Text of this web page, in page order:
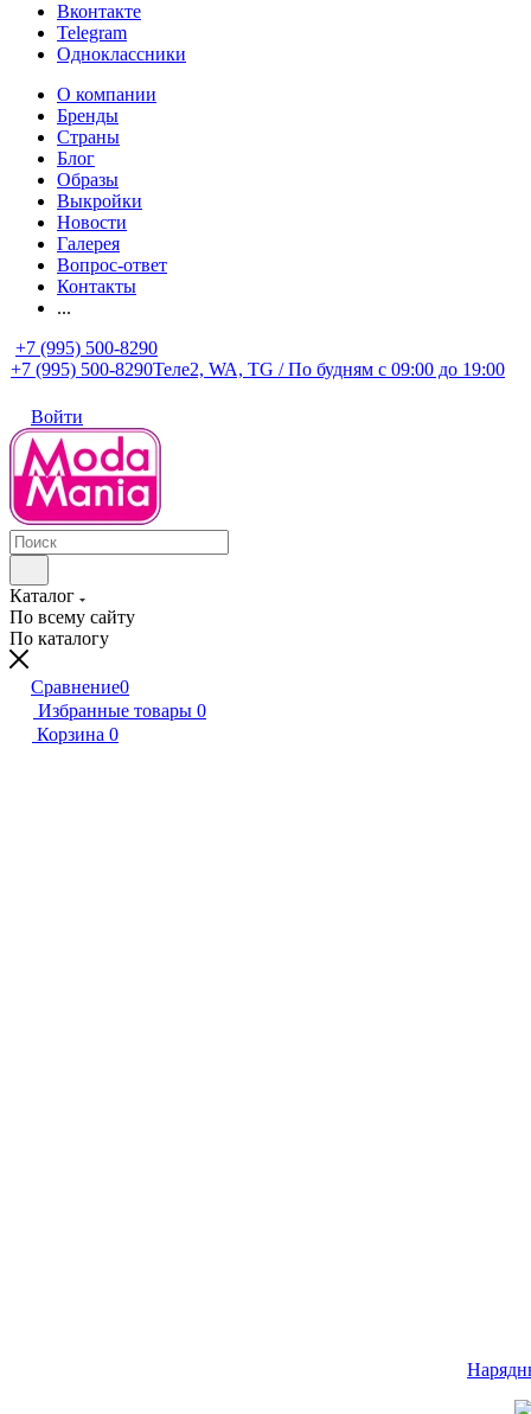
Вконтакте
Telegram
Одноклассники
О компании
Бренды
Страны
Блог
Образы
Выкройки
Новости
Галерея
Вопрос-ответ
Контакты
...
+7 (995) 500-8290
+7 (995) 500-8290Теле2, WA, TG / По будням c 09:00 до 19:00
Войти
Каталог
По всему сайту
По каталогу
Сравнение0
Избранные товары 0
Корзина 0